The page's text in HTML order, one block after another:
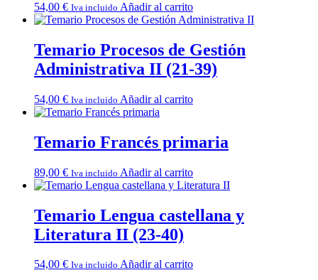
54,00 € Iva incluido Añadir al carrito
Temario Procesos de Gestión
Administrativa II (21-39)
54,00 € Iva incluido Añadir al carrito
Temario Francés primaria
89,00 € Iva incluido Añadir al carrito
Temario Lengua castellana y
Literatura II (23-40)
54,00 € Iva incluido Añadir al carrito